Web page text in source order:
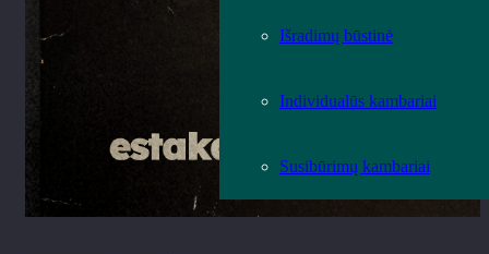
Išradimų būstinė
Individualūs kambariai
Susibūrimų kambariai